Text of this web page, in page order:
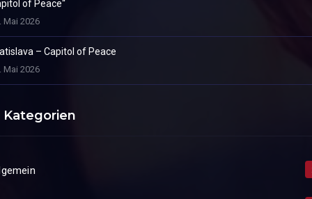
of Peace“
Mai 2026
– Capitol of Peace
Mai 2026
Kategorien